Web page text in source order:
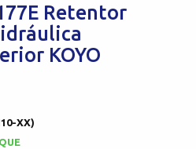
Retentor
KOYO
XX)